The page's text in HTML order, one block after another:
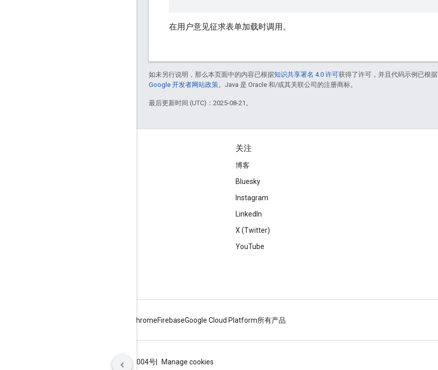
在用户意见征求表单加载时调用。
如未另行说明，那么本页面中的内容已根据知识共享署名 4.0 许可获得了许可，并且代码示例已根据
Google 开发者网站政策。Java 是 Oracle 和/或其关联公司的注册商标。
最后更新时间 (UTC)：2025-08-21。
关注
博客
Bluesky
Instagram
LinkedIn
X (Twitter)
YouTube
ChromeFirebaseGoogle Cloud Platform所有产品
ICP证合字B2-20070004号 Manage cookies